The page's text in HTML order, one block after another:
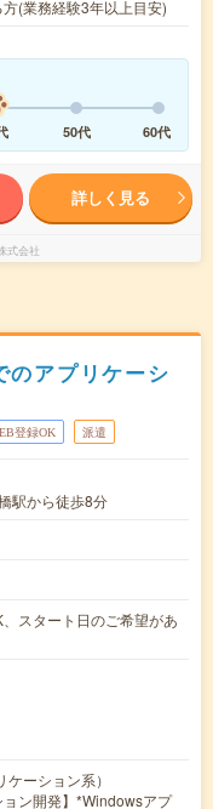
(業務経験3年以上目安)
50代 60代
詳しく見る
式会社
アプリケーシ
登録OK 派遣
駅から徒歩8分
スタート日のご希望があ
ーション系）
ョン開発】*Windowsアプ